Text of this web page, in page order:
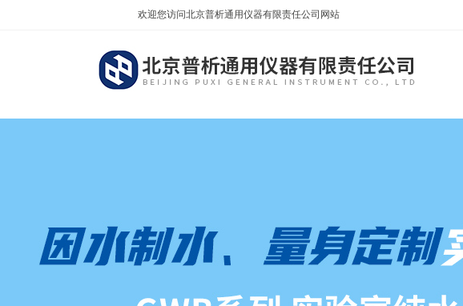
欢迎您访问北京普析通用仪器有限责任公司网站